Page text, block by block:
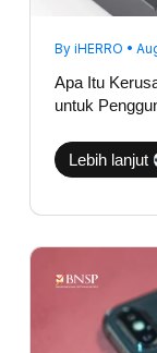
By iHERRO •
Apa Itu
untuk
Lebih lanjut
Pecah,
Apakah
Aman
Dibiarkan?